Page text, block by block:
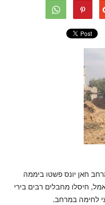
חאן יונס פשטו ביממה
חיסלו מחבלים רבים בירי
לחימה במרחב.